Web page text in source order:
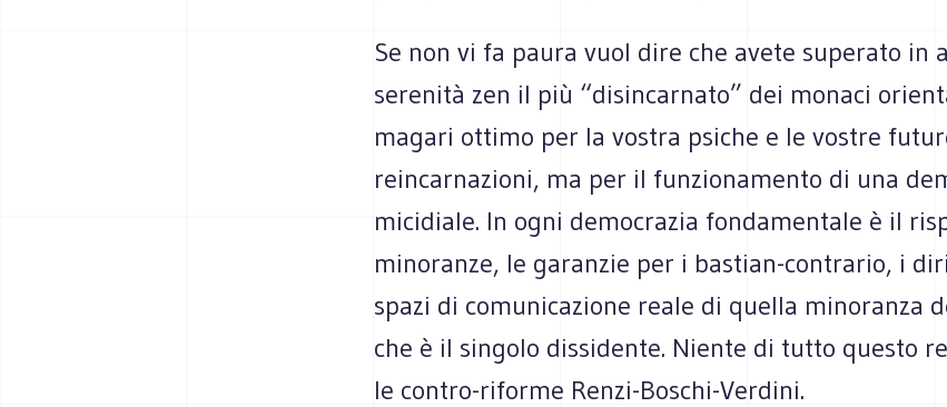
Se non vi fa paura vuol dire che avete superato in
serenità zen il più “disincarnato” dei monaci
magari ottimo per la vostra psiche e le vostre
reincarnazioni, ma per il funzionamento di una
micidiale. In ogni democrazia fondamentale è il
minoranze, le garanzie per i bastian-contrario, i
spazi di comunicazione reale di quella minoranza
che è il singolo dissidente. Niente di tutto questo
le contro-riforme Renzi-Boschi-Verdini.